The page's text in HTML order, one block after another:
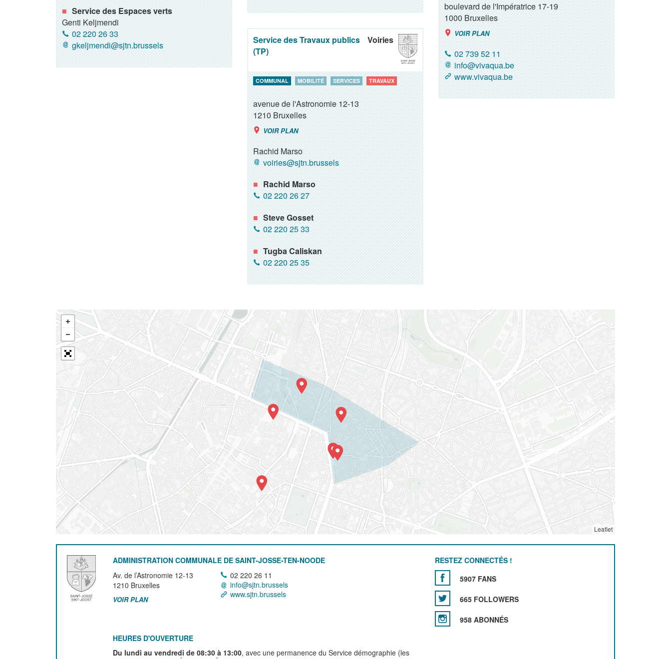
Service des Espaces verts
Genti Keljmendi
02 220 26 33
gkeljmendi@sjtn.brussels
boulevard de l'Impératrice 17-19
1000Bruxelles
VOIR PLAN
02 739 52 11
info@vivaqua.be
www.vivaqua.be
Service des Travaux publics
(TP)
Voiries
COMMUNAL MOBILITÉ SERVICES TRAVAUX
avenue de l'Astronomie 12-13
1210Bruxelles
VOIR PLAN
Rachid Marso
voiries@sjtn.brussels
Rachid Marso
02 220 26 27
Steve Gosset
02 220 25 33
Tugba Caliskan
02 220 25 35
Leaflet
ADMINISTRATION COMMUNALE DE SAINT-JOSSE-TEN-NOODE
Av. de l’Astronomie 12-13
1210 Bruxelles
VOIR PLAN
02 220 26 11
info@sjtn.brussels
www.sjtn.brussels
HEURES D'OUVERTURE
Du lundi au vendredi de 08:30 à 13:00, avec une permanence du Service démographie (les
RESTEZ CONNECTÉS !
5907 FANS
665 FOLLOWERS
958 ABONNÉS